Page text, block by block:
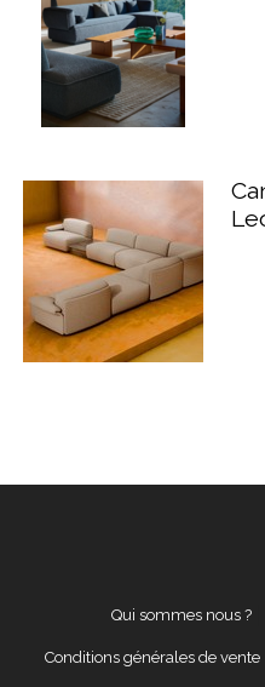
Qui sommes nous ?
Conditions générales de vente